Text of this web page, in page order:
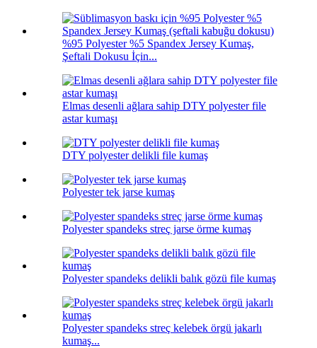
%95 Polyester %5 Spandex Jersey Kumaş,
Şeftali Dokusu İçin...
Elmas desenli ağlara sahip DTY polyester file
astar kumaşı
DTY polyester delikli file kumaş
Polyester tek jarse kumaş
Polyester spandeks streç jarse örme kumaş
Polyester spandeks delikli balık gözü file kumaş
Polyester spandeks streç kelebek örgü jakarlı
kumaş...